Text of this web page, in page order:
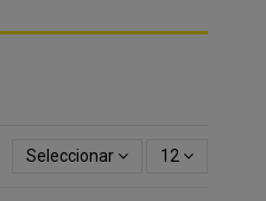
Seleccionar 12